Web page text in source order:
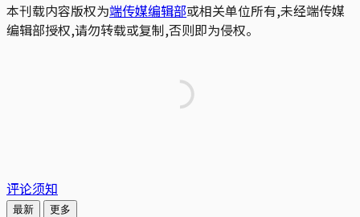
本刊载内容版权为端传媒编辑部或相关单位所有,未经端传媒
编辑部授权,请勿转载或复制,否则即为侵权。
评论须知
最新 更多